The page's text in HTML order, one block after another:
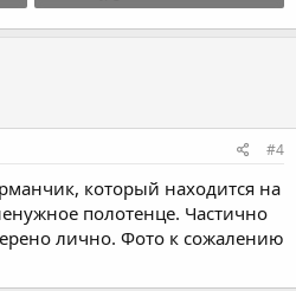
27 KB · Просмотры: 1,464
#4
который находится на
полотенце. Частично
лично. Фото к сожалению